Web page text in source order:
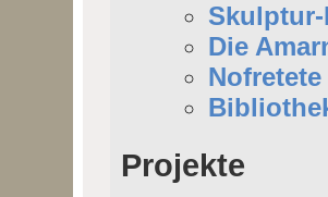
Die
Nofretete
Projekte